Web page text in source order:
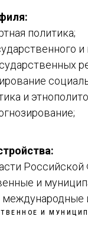
политика;
и
и
И